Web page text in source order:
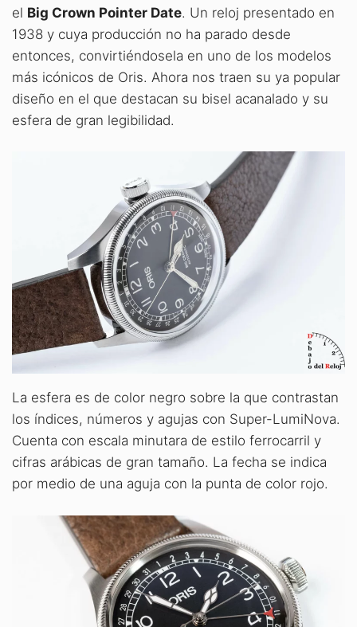
el Big Crown Pointer Date. Un reloj presentado en
1938 y cuya producción no ha parado desde
entonces, convirtiéndosela en uno de los modelos
más icónicos de Oris. Ahora nos traen su ya popular
diseño en el que destacan su bisel acanalado y su
esfera de gran legibilidad.
La esfera es de color negro sobre la que contrastan
los índices, números y agujas con Super-LumiNova.
Cuenta con escala minutara de estilo ferrocarril y
cifras arábicas de gran tamaño. La fecha se indica
por medio de una aguja con la punta de color rojo.